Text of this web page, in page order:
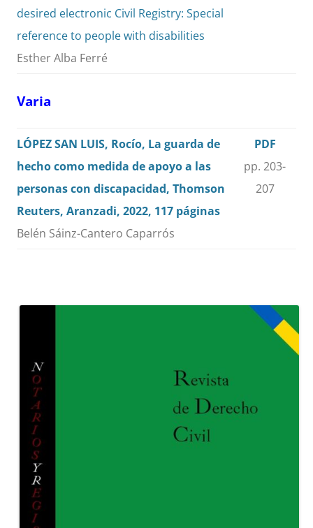
desired electronic Civil Registry: Special
reference to people with disabilities
Esther Alba Ferré
Varia
LÓPEZ SAN LUIS, Rocío, La guarda de
hecho como medida de apoyo a las
personas con discapacidad, Thomson
Reuters, Aranzadi, 2022, 117 páginas
Belén Sáinz-Cantero Caparrós
PDF
pp. 203-
207